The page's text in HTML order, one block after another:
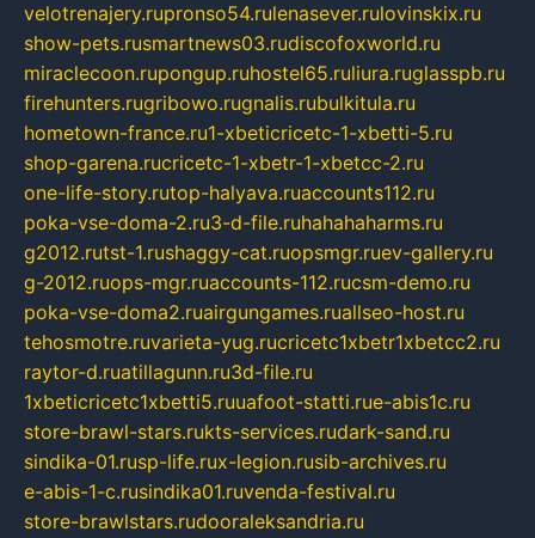
velotrenajery.rupronso54.rulenasever.rulovinskix.ru
show-pets.rusmartnews03.rudiscofoxworld.ru
miraclecoon.rupongup.ruhostel65.ruliura.ruglasspb.ru
firehunters.rugribowo.rugnalis.rubulkitula.ru
hometown-france.ru1-xbeticricetc-1-xbetti-5.ru
shop-garena.rucricetc-1-xbetr-1-xbetcc-2.ru
one-life-story.rutop-halyava.ruaccounts112.ru
poka-vse-doma-2.ru3-d-file.ruhahahaharms.ru
g2012.rutst-1.rushaggy-cat.ruopsmgr.ruev-gallery.ru
g-2012.ruops-mgr.ruaccounts-112.rucsm-demo.ru
poka-vse-doma2.ruairgungames.ruallseo-host.ru
tehosmotre.ruvarieta-yug.rucricetc1xbetr1xbetcc2.ru
raytor-d.ruatillagunn.ru3d-file.ru
1xbeticricetc1xbetti5.ruuafoot-statti.rue-abis1c.ru
store-brawl-stars.rukts-services.rudark-sand.ru
sindika-01.rusp-life.rux-legion.rusib-archives.ru
e-abis-1-c.rusindika01.ruvenda-festival.ru
store-brawlstars.rudooraleksandria.ru